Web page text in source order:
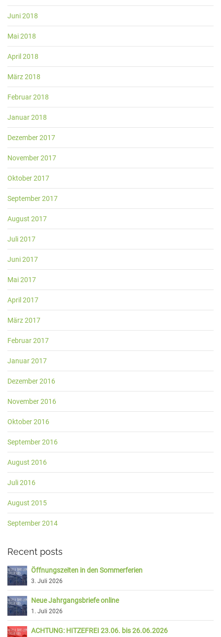
Juni 2018
Mai 2018
April 2018
März 2018
Februar 2018
Januar 2018
Dezember 2017
November 2017
Oktober 2017
September 2017
August 2017
Juli 2017
Juni 2017
Mai 2017
April 2017
März 2017
Februar 2017
Januar 2017
Dezember 2016
November 2016
Oktober 2016
September 2016
August 2016
Juli 2016
August 2015
September 2014
Recent posts
Öffnungszeiten in den Sommerferien
3. Juli 2026
Neue Jahrgangsbriefe online
1. Juli 2026
ACHTUNG: HITZEFREI 23.06. bis 26.06.2026